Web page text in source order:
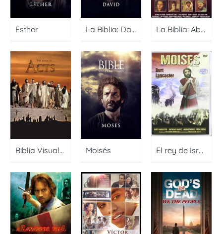
Esther La Biblia: David La Biblia: Abraham El sacrificio de Isaac
Biblia Visual – Hechos de los Apóstoles Moisés El rey de Israel